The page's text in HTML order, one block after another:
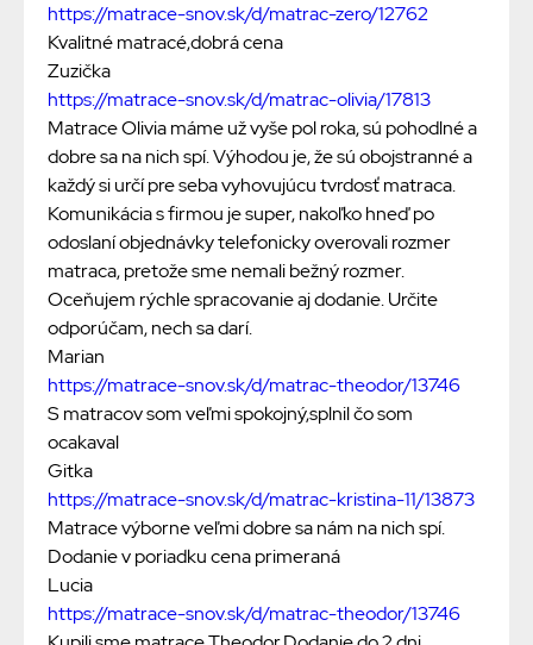
https://matrace-snov.sk/d/matrac-zero/12762
Kvalitné matracé,dobrá cena
Zuzička
https://matrace-snov.sk/d/matrac-olivia/17813
Matrace Olivia máme už vyše pol roka, sú pohodlné a
dobre sa na nich spí. Výhodou je, že sú obojstranné a
každý si určí pre seba vyhovujúcu tvrdosť matraca.
Komunikácia s firmou je super, nakoľko hneď po
odoslaní objednávky telefonicky overovali rozmer
matraca, pretože sme nemali bežný rozmer.
Oceňujem rýchle spracovanie aj dodanie. Určite
odporúčam, nech sa darí.
Marian
https://matrace-snov.sk/d/matrac-theodor/13746
S matracov som veľmi spokojný,splnil čo som
ocakaval
Gitka
https://matrace-snov.sk/d/matrac-kristina-11/13873
Matrace výborne veľmi dobre sa nám na nich spí.
Dodanie v poriadku cena primeraná
Lucia
https://matrace-snov.sk/d/matrac-theodor/13746